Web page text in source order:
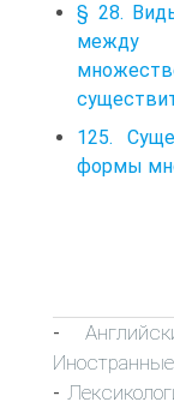
§ 28.
между
125.
формы
-
-